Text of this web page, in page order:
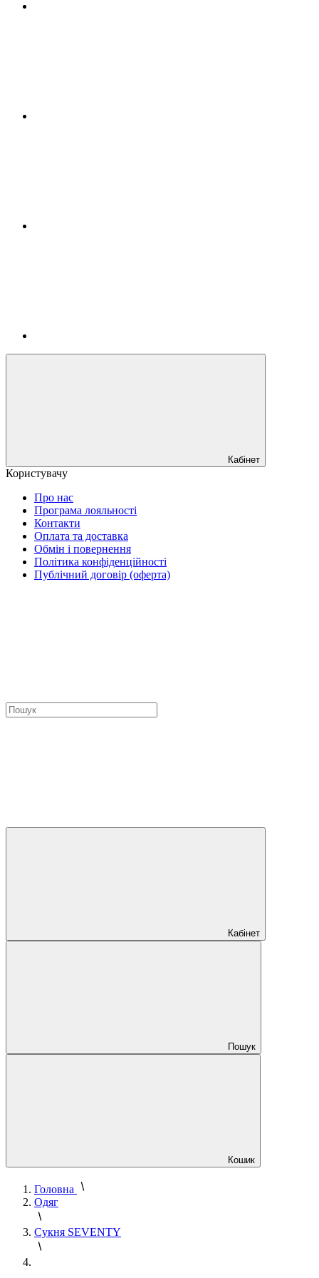
Кабінет
Користувачу
Про нас
Програма лояльності
Контакти
Оплата та доставка
Обмін і повернення
Політика конфіденційності
Публічний договір (оферта)
Кабінет
Пошук
Кошик
Головна
Одяг
Сукня SEVENTY